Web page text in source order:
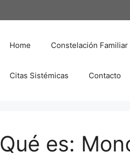
Home Constelación
Citas Sistémicas Contacto
Qué es: